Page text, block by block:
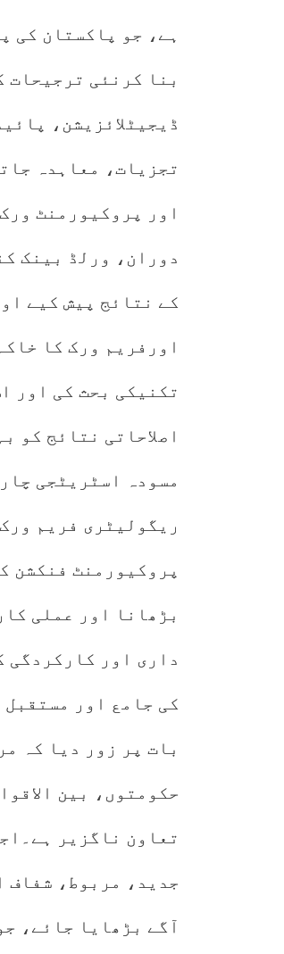
بنا کرنئی ترجیحات
ڈیجیٹلائزیشن،
تجزیات، معاہدہ
اور پروکیورمنٹ
دوران، ورلڈ بینک
کے نتائج پیش کیے
اورفریم ورک کا
تکنیکی بحث کی اور
اصلاحاتی نتائج کو
مسودہ اسٹریٹجی
ریگولیٹری فریم
پروکیورمنٹ فنکشن
بڑھانا اور عملی
داری اور کارکردگی
کی جامع اور
بات پر زور دیا کہ
حکومتوں، بین
تعاون ناگزیر
جدید، مربوط، شفاف
آگے بڑھایا جائے،